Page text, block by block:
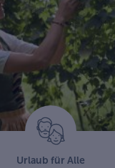
Urlaub für Alle